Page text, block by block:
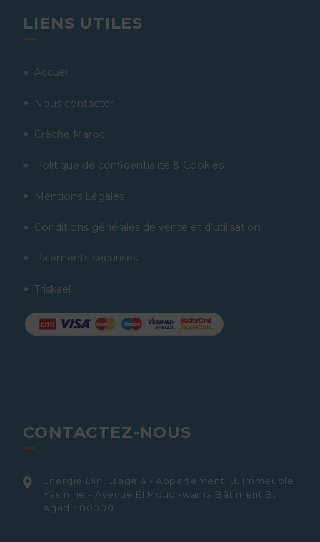
LIENS UTILES
Accueil
Nous contacter
Crèche Maroc
Politique de confidentialité & Cookies
Mentions Légales
Conditions générales de vente et d'utilisation
Paiements sécurisés
Triskael
CONTACTEZ-NOUS
Energie Din, Étage 4 - Appartement 19، Immeuble
Yasmine - Avenue El Mouq -wama Bâtiment B،
Agadir 80000